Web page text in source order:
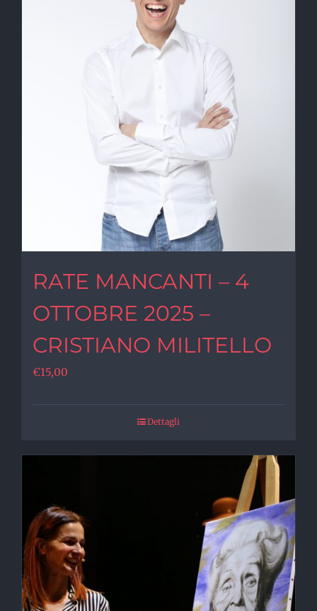
RATE MANCANTI – 4
OTTOBRE 2025 –
CRISTIANO MILITELLO
€15,00
Dettagli